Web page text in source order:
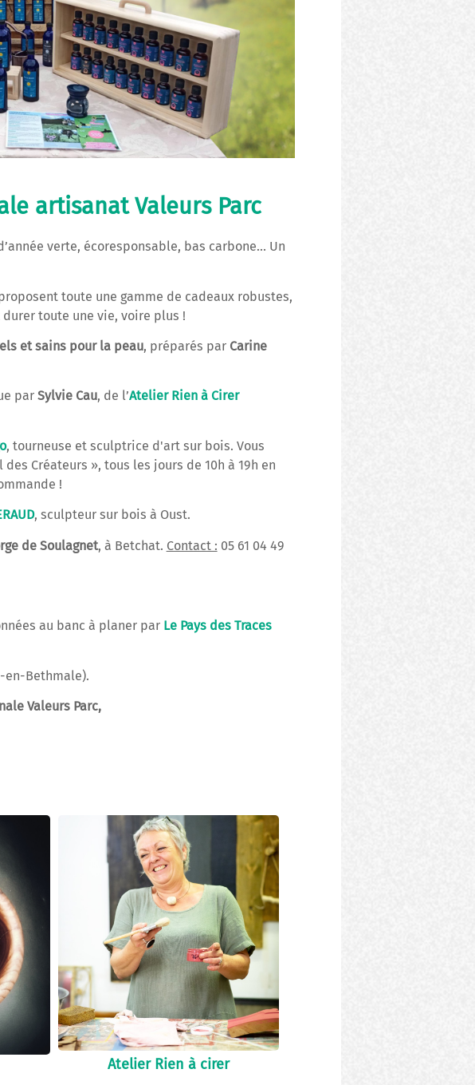
artisanat Valeurs Parc
verte, écoresponsable, bas carbone… Un
toute une gamme de cadeaux robustes,
toute une vie, voire plus !
et sains pour la peau, préparés par Carine
par Sylvie Cau, de l’Atelier Rien à Cirer
, tourneuse et sculptrice d'art sur bois. Vous
Créateurs », tous les jours de 10h à 19h en
!
, sculpteur sur bois à Oust.
de Soulagnet, à Betchat. Contact : 05 61 04 49
au banc à planer par Le Pays des Traces
Bethmale).
Valeurs Parc,
Atelier Rien à cirer